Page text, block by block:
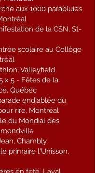
aux 1000 parapluies
de la CSN, St-
scolaire au Collège
Valleyfield
x 5 - Fêtes de la
Québec
endiablée du
rire, Montréal
du Mondial des
Chambly
primaire l'Unisson,